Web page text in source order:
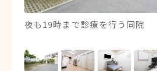
夜も19時まで診療を行う同院